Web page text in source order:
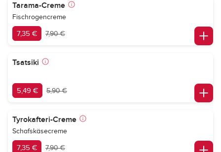
Tarama-Creme
Fischrogencreme
7,35 € 7,90 €
Tsatsiki
5,49 € 5,90 €
Tyrokafteri-Creme
Schafskäsecreme
7,35 € 7,90 €